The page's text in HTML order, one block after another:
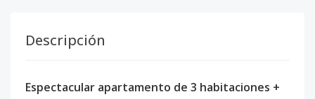
Descripción
Espectacular apartamento de 3 habitaciones +